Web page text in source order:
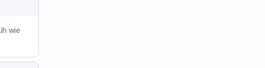
wie